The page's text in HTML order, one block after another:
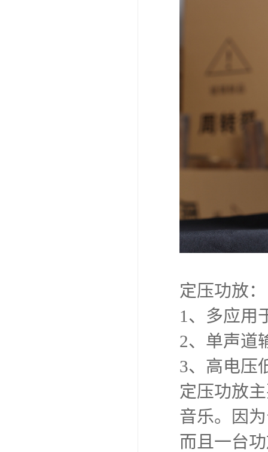
定压功放：
1、多应用
2、单声道
3、高电压
定压功放
音乐。因
而且一台